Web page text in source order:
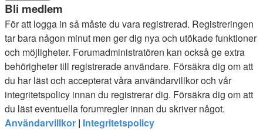
Bli medlem
För att logga in så måste du vara registrerad. Registreringen
tar bara någon minut men ger dig nya och utökade funktioner
och möjligheter. Forumadministratören kan också ge extra
behörigheter till registrerade användare. Försäkra dig om att
du har läst och accepterat våra användarvillkor och vår
integritetspolicy innan du registrerar dig. Försäkra dig om att
du läst eventuella forumregler innan du skriver något.
Användarvillkor | Integritetspolicy